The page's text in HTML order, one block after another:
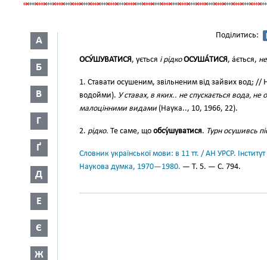
А
Б
В
Г
Ґ
Д
Е
Є
Ж
Поділитись:
ОСУ́ШУВАТИСЯ, ується і рідко ОСУША́ТИСЯ, а́ється,
1. Ставати осушеним, звільненим від зайвих вод; //
водойми). У ставах, в яких.. не спускається вода,
малоцінними видами (Наука.., 10, 1966, 22).
2. рідко. Те саме, що обсу́шуватися. Турн осушивсь
Словник української мови: в 11 тт. / АН УРСР.
Наукова думка, 1970—1980. — Т. 5. — С. 794.